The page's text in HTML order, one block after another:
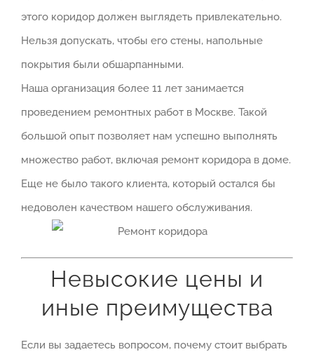
этого коридор должен выглядеть привлекательно.
Нельзя допускать, чтобы его стены, напольные
покрытия были обшарпанными.
Наша организация более 11 лет занимается
проведением ремонтных работ в Москве. Такой
большой опыт позволяет нам успешно выполнять
множество работ, включая ремонт коридора в доме.
Еще не было такого клиента, который остался бы
недоволен качеством нашего обслуживания.
Невысокие цены и
иные преимущества
Если вы задаетесь вопросом, почему стоит выбрать